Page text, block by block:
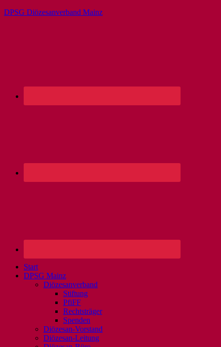
DPSG Diözesanverband Mainz
Start
DPSG Mainz
Diözesanverband
Stiftung
PfiFF
Rechtsträger
Spenden
Diözesan-Vorstand
Diözesan-Leitung